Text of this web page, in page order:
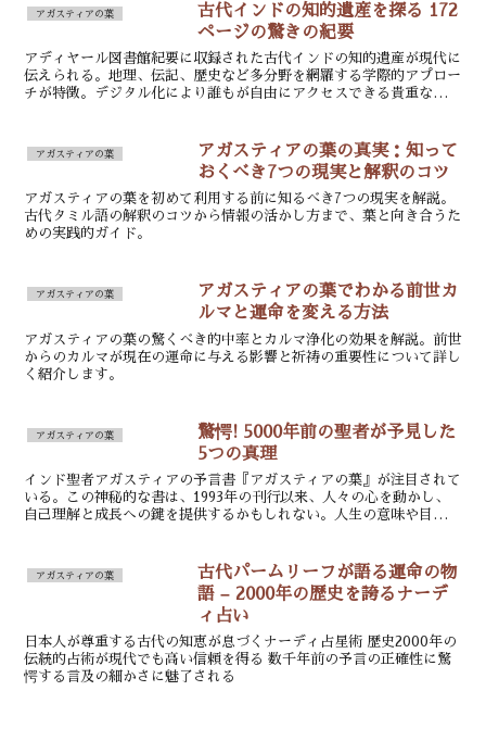
アガスティアの葉
古代インドの知的遺産を探る 172
ページの驚きの紀要
アディヤール図書館紀要に収録された古代インドの知的遺産が現代に
伝えられる。地理、伝記、歴史など多分野を網羅する学際的アプロー
チが特徴。デジタル化により誰もが自由にアクセスできる貴重な学術
アガスティアの葉
アガスティアの葉の真実：知って
おくべき7つの現実と解釈のコツ
アガスティアの葉を初めて利用する前に知るべき7つの現実を解説。
古代タミル語の解釈のコツから情報の活かし方まで、葉と向き合うた
めの実践的ガイド。
アガスティアの葉
アガスティアの葉でわかる前世カ
ルマと運命を変える方法
アガスティアの葉の驚くべき的中率とカルマ浄化の効果を解説。前世
からのカルマが現在の運命に与える影響と祈祷の重要性について詳し
く紹介します。
アガスティアの葉
驚愕! 5000年前の聖者が予見した
5つの真理
インド聖者アガスティアの予言書『アガスティアの葉』が注目されて
いる。この神秘的な書は、1993年の刊行以来、人々の心を動かし、
自己理解と成長への鍵を提供するかもしれない。人生の意味や目的を
アガスティアの葉
古代パームリーフが語る運命の物
語 – 2000年の歴史を誇るナーデ
ィ占い
日本人が尊重する古代の知恵が息づくナーディ占星術 歴史2000年の
伝統的占術が現代でも高い信頼を得る 数千年前の予言の正確性に驚
愕する言及の細かさに魅了される